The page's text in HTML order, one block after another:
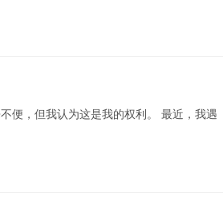
便，但我认为这是我的权利。 最近，我遇